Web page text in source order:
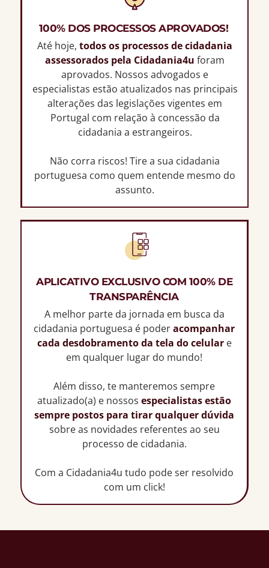
100% DOS PROCESSOS APROVADOS!
Até hoje, todos os processos de cidadania
assessorados pela Cidadania4u foram
aprovados. Nossos advogados e
especialistas estão atualizados nas principais
alterações das legislações vigentes em
Portugal com relação à concessão da
cidadania a estrangeiros.
Não corra riscos! Tire a sua cidadania
portuguesa como quem entende mesmo do
assunto.
APLICATIVO EXCLUSIVO COM 100% DE
TRANSPARÊNCIA
A melhor parte da jornada em busca da
cidadania portuguesa é poderacompanhar
cada desdobramento da tela do celulare
em qualquer lugar do mundo!
Além disso, te manteremos sempre
atualizado(a) e nossos especialistas estão
sempre postos para tirar qualquer dúvida
sobre as novidades referentes ao seu
processo de cidadania.
Com a Cidadania4u tudo pode ser resolvido
com um click!